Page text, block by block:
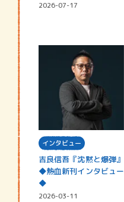
2026-07-17
インタビュー
吉良信吾『沈黙と爆弾』
◆熱血新刊インタビュー
◆
2026-03-11